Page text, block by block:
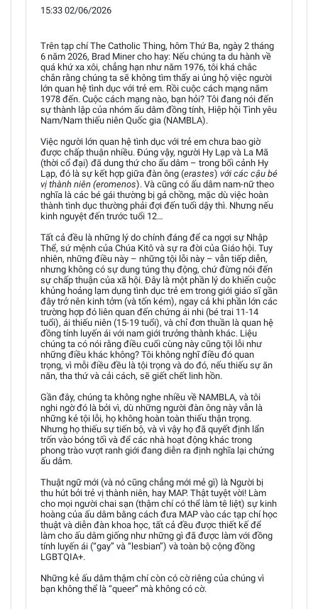
15:33 02/06/2026
Trên tạp chí The Catholic Thing, hôm Thứ Ba, ngày 2 tháng
6 năm 2026, Brad Miner cho hay: Nếu chúng ta du hành về
quá khứ xa xôi, chẳng hạn như năm 1976, tôi khá chắc
chắn rằng chúng ta sẽ không tìm thấy ai ủng hộ việc người
lớn quan hệ tình dục với trẻ em. Rồi cuộc cách mạng năm
1978 đến. Cuộc cách mạng nào, bạn hỏi? Tôi đang nói đến
sự thành lập của nhóm ấu dâm đồng tính, Hiệp hội Tình yêu
Nam/Nam thiếu niên Quốc gia (NAMBLA).
Việc người lớn quan hệ tình dục với trẻ em chưa bao giờ
được chấp thuận nhiều. Đúng vậy, người Hy Lạp và La Mã
(thời cổ đại) đã dung thứ cho ấu dâm – trong bối cảnh Hy
Lạp, đó là sự kết hợp giữa đàn ông (erastes) với các cậu bé
vị thành niên (eromenos). Và cũng có ấu dâm nam-nữ theo
nghĩa là các bé gái thường bị gả chồng, mặc dù việc hoàn
thành tình dục thường phải đợi đến tuổi dậy thì. Nhưng nếu
kinh nguyệt đến trước tuổi 12…
Tất cả đều là những lý do chính đáng để ca ngợi sự Nhập
Thể, sứ mệnh của Chúa Kitô và sự ra đời của Giáo hội. Tuy
nhiên, những điều này – những tội lỗi này – vẫn tiếp diễn,
nhưng không có sự dung túng thụ động, chứ đừng nói đến
sự chấp thuận của xã hội. Đây là một phần lý do khiến cuộc
khủng hoảng lạm dụng tình dục trẻ em trong giới giáo sĩ gần
đây trở nên kinh tởm (và tốn kém), ngay cả khi phần lớn các
trường hợp đó liên quan đến chứng ái nhi (bé trai 11-14
tuổi), ái thiếu niên (15-19 tuổi), và chỉ đơn thuần là quan hệ
đồng tính luyến ái với nam giới trưởng thành khác. Liệu
chúng ta có nói rằng điều cuối cùng này cũng tội lỗi như
những điều khác không? Tôi không nghĩ điều đó quan
trọng, vì mỗi điều đều là tội trọng và do đó, nếu thiếu sự ăn
năn, tha thứ và cải cách, sẽ giết chết linh hồn.
Gần đây, chúng ta không nghe nhiều về NAMBLA, và tôi
nghi ngờ đó là bởi vì, dù những người đàn ông này vẫn là
những kẻ tội lỗi, họ không hoàn toàn thiếu thận trọng.
Nhưng họ thiếu sự tiến bộ, và vì vậy họ đã quyết định lẩn
trốn vào bóng tối và để các nhà hoạt động khác trong
phong trào vượt ranh giới đang diễn ra định nghĩa lại chứng
ấu dâm.
Thuật ngữ mới (và nó cũng chẳng mới mẻ gì) là Người bị
thu hút bởi trẻ vị thành niên, hay MAP. Thật tuyệt vời! Làm
cho mọi người chai sạn (thậm chí có thể làm tê liệt) sự kinh
hoàng của ấu dâm bằng cách đưa MAP vào các tạp chí học
thuật và diễn đàn khoa học, tất cả đều được thiết kế để
làm cho ấu dâm giống như những gì đã được làm với đồng
tính luyến ái (“gay” và “lesbian”) và toàn bộ cộng đồng
LGBTQIA+.
Những kẻ ấu dâm thậm chí còn có cờ riêng của chúng vì
bạn không thể là “queer” mà không có cờ.